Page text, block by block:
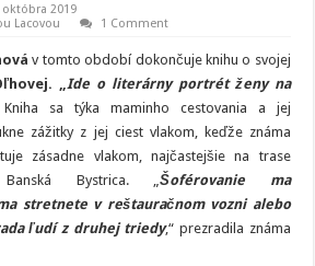
októbra 2019
Lacovou 1 Comment
v tomto období dokončuje knihu o svojej
„ Ide o literárny portrét ženy na
Kniha sa týka maminho cestovania a jej
zážitky z jej ciest vlakom, keďže známa
zásadne vlakom, najčastejšie na trase
Bystrica. „Šoférovanie ma
stretnete v reštauračnom vozni alebo
ľudí z druhej triedy,“ prezradila známa